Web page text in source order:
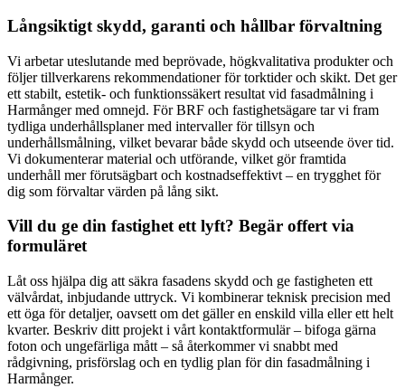
Långsiktigt skydd, garanti och hållbar förvaltning
Vi arbetar uteslutande med beprövade, högkvalitativa produkter och
följer tillverkarens rekommendationer för torktider och skikt. Det ger
ett stabilt, estetik- och funktionssäkert resultat vid fasadmålning i
Harmånger med omnejd. För BRF och fastighetsägare tar vi fram
tydliga underhållsplaner med intervaller för tillsyn och
underhållsmålning, vilket bevarar både skydd och utseende över tid.
Vi dokumenterar material och utförande, vilket gör framtida
underhåll mer förutsägbart och kostnadseffektivt – en trygghet för
dig som förvaltar värden på lång sikt.
Vill du ge din fastighet ett lyft? Begär offert via
formuläret
Låt oss hjälpa dig att säkra fasadens skydd och ge fastigheten ett
välvårdat, inbjudande uttryck. Vi kombinerar teknisk precision med
ett öga för detaljer, oavsett om det gäller en enskild villa eller ett helt
kvarter. Beskriv ditt projekt i vårt kontaktformulär – bifoga gärna
foton och ungefärliga mått – så återkommer vi snabbt med
rådgivning, prisförslag och en tydlig plan för din fasadmålning i
Harmånger.